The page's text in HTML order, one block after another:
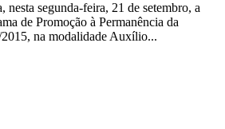
segunda-feira, 21 de setembro, a
de Promoção à Permanência da
na modalidade Auxílio...